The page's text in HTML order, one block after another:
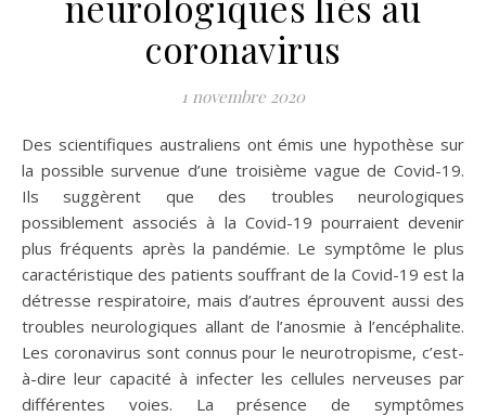
coronavirus
1 novembre 2020
Des scientifiques australiens ont émis une hypothèse sur
la possible survenue d’une troisième vague de Covid-19.
Ils suggèrent que des troubles neurologiques
possiblement associés à la Covid-19 pourraient devenir
plus fréquents après la pandémie. Le symptôme le plus
caractéristique des patients souffrant de la Covid-19 est la
détresse respiratoire, mais d’autres éprouvent aussi des
troubles neurologiques allant de l’anosmie à l’encéphalite.
Les coronavirus sont connus pour le neurotropisme, c’est-
à-dire leur capacité à infecter les cellules nerveuses par
différentes voies. La présence de symptômes